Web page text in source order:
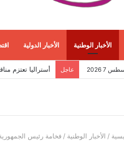
الأخبار الوطنية الأخبار الدولية
7 2026 عاجل إيران توسّع حرب
/ الأخبار الوطنية / فخامة رئيس الجمهورية